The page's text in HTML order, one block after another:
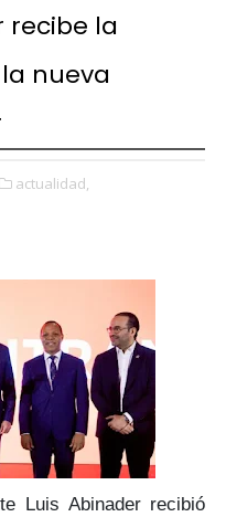
recibe la
nueva
actualidad,
Luis Abinaderrecibió